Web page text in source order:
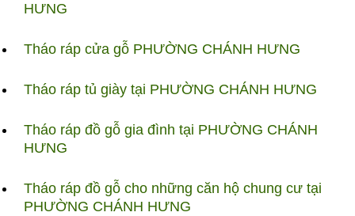
HƯNG
Tháo ráp cửa gỗ PHƯỜNG CHÁNH HƯNG
Tháo ráp tủ giày tại PHƯỜNG CHÁNH HƯNG
Tháo ráp đồ gỗ gia đình tại PHƯỜNG CHÁNH
HƯNG
Tháo ráp đồ gỗ cho những căn hộ chung cư tại
PHƯỜNG CHÁNH HƯNG